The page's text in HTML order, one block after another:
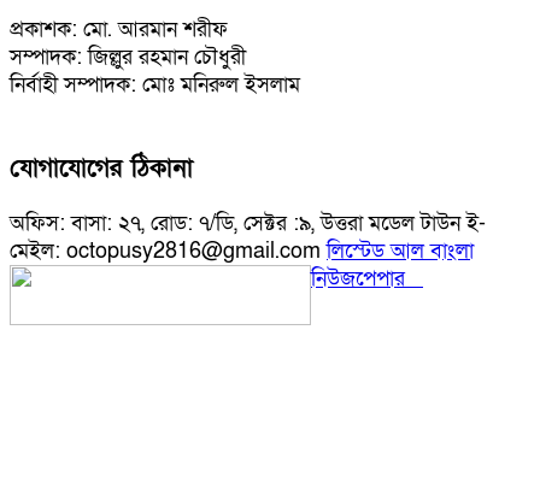
প্রকাশক: মো. আরমান শরীফ
সম্পাদক: জিল্লুর রহমান চৌধুরী
নির্বাহী সম্পাদক: মোঃ মনিরুল ইসলাম
যোগাযোগের ঠিকানা
অফিস: বাসা: ২৭, রোড: ৭/ডি, সেক্টর :৯, উত্তরা মডেল টাউন ই-
মেইল: octopusy2816@gmail.comলিস্টেড আল বাংলা
নিউজপেপার